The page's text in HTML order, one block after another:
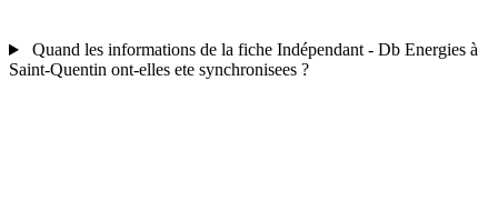
Quand les informations de la fiche Indépendant - Db Energies à
Saint-Quentin ont-elles ete synchronisees ?